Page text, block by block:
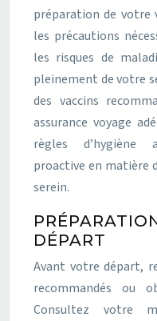
préparation de votre
les précautions
les risques de
pleinement de votre
des vaccins
assurance voyage
règles d’hygiène
proactive en matière
serein.
DÉPART
Avant votre départ,
recommandés ou
Consultez votre